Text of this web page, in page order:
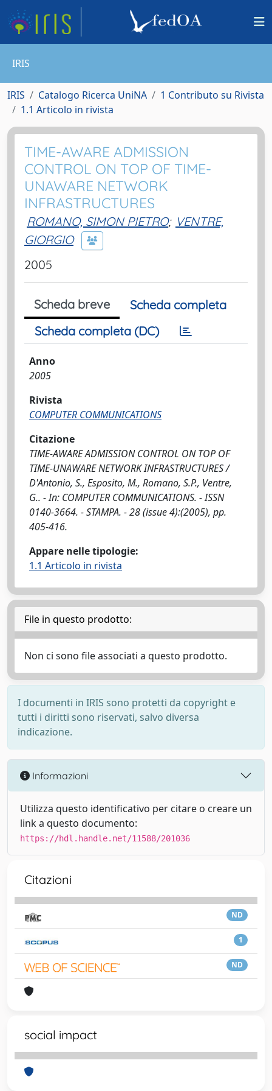
IRIS
IRIS Catalogo Ricerca UniNA
1 Contributo su Rivista
1.1 Articolo in rivista
TIME-AWARE ADMISSION
CONTROL ON TOP OF TIME-
UNAWARE NETWORK
INFRASTRUCTURES
ROMANO, SIMON PIETRO; VENTRE,
GIORGIO
2005
Scheda breve
Scheda completa
Scheda completa (DC)
Anno
2005
Rivista
COMPUTER COMMUNICATIONS
Citazione
TIME-AWARE ADMISSION CONTROL ON TOP OF
TIME-UNAWARE NETWORK INFRASTRUCTURES /
D'Antonio, S., Esposito, M., Romano, S.P., Ventre,
G.. - In: COMPUTER COMMUNICATIONS. - ISSN
0140-3664. - STAMPA. - 28 (issue 4):(2005), pp.
405-416.
Appare nelle tipologie:
1.1 Articolo in rivista
File in questo prodotto:
Non ci sono file associati a questo prodotto.
I documenti in IRIS sono protetti da copyright e
tutti i diritti sono riservati, salvo diversa
indicazione.
Informazioni
Utilizza questo identificativo per citare o creare un
link a questo documento:
https://hdl.handle.net/11588/201036
Citazioni
ND
1
ND
social impact